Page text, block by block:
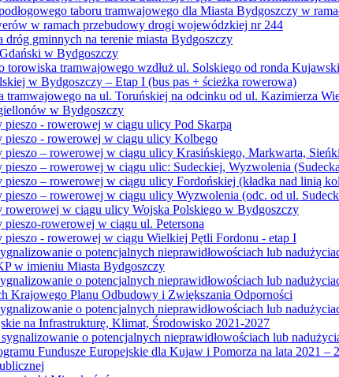
taboru tramwajowego dla Miasta Bydgoszczy w
w ramach przebudowy drogi wojewódzkiej nr 244
gminnych na terenie miasta Bydgoszczy
w Bydgoszczy
torowiska tramwajowego wzdłuż ul. Solskiego od ronda
w Bydgoszczy – Etap I (bus pas + ścieżka rowerowa)
tramwajowego na ul. Toruńskiej na odcinku od ul. Kazimierza
w Bydgoszczy
- rowerowej w ciągu ulicy Pod Skarpą
pieszo - rowerowej w ciągu ulicy Kolbego
– rowerowej w ciągu ulicy Krasińskiego, Markwarta,
– rowerowej w ciągu ulic: Sudeckiej, Wyzwolenia
– rowerowej w ciągu ulicy Fordońskiej (kładka nad linią
– rowerowej w ciągu ulicy Wyzwolenia (odc. od ul.
rowerowej w ciągu ulicy Wojska Polskiego w Bydgoszczy
rowerowej w ciągu ul. Petersona
- rowerowej w ciągu Wielkiej Pętli Fordonu - etap I
o potencjalnych nieprawidłowościach lub
w imieniu Miasta Bydgoszczy
o potencjalnych nieprawidłowościach lub
Krajowego Planu Odbudowy i Zwiększania Odporności
o potencjalnych nieprawidłowościach lub
na Infrastrukturę, Klimat, Środowisko 2021-2027
o potencjalnych nieprawidłowościach lub
Fundusze Europejskie dla Kujaw i Pomorza na lata 2021 –